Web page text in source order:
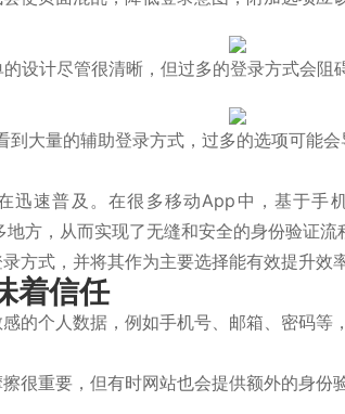
设计尽管很清晰，但过多的登录方式会阻
大量的辅助登录方式，过多的选项可能会
迅速普及。在很多移动App中，基于手
方，从而实现了无缝和安全的身份验证流
方式，并将其作为主要选择能有效提升效
着信任
的个人数据，例如手机号、邮箱、密码等
很重要，但有时网站也会提供额外的身份